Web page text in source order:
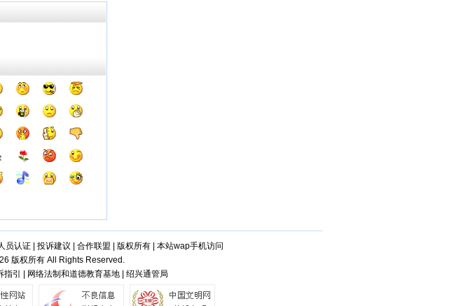
员认证| 投诉建议 合作联盟 版权所有| 本站wap手机访问
版权所有 All Rights Reserved.
引 | 网络法制和道德教育基地 | 绍兴通管局